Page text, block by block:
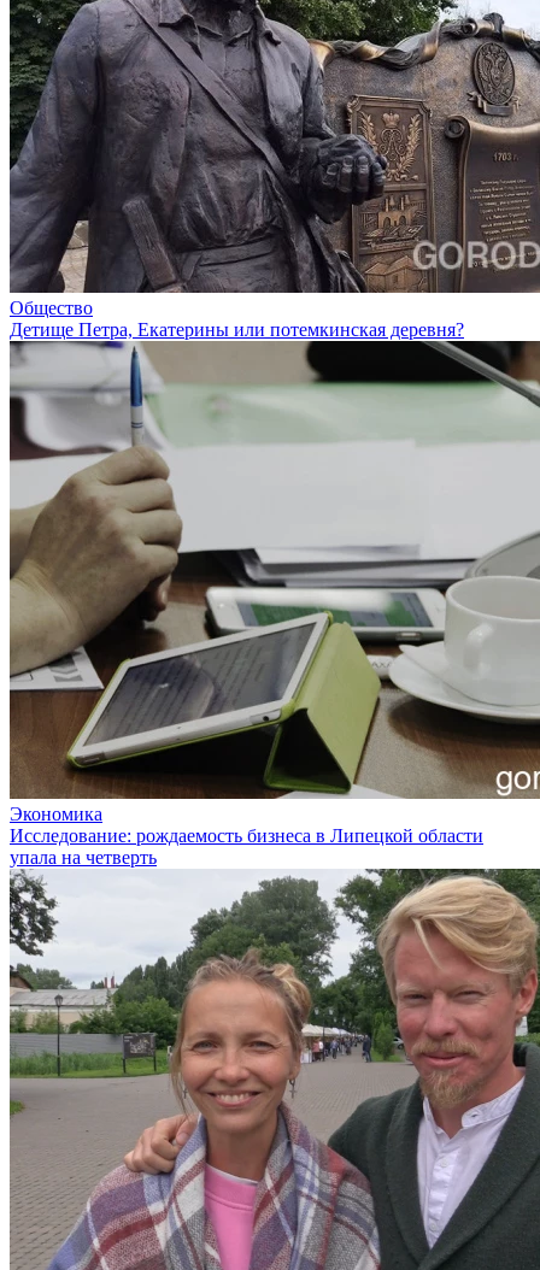
Общество
Детище Петра, Екатерины или потемкинская деревня?
Экономика
Исследование: рождаемость бизнеса в Липецкой области
упала на четверть